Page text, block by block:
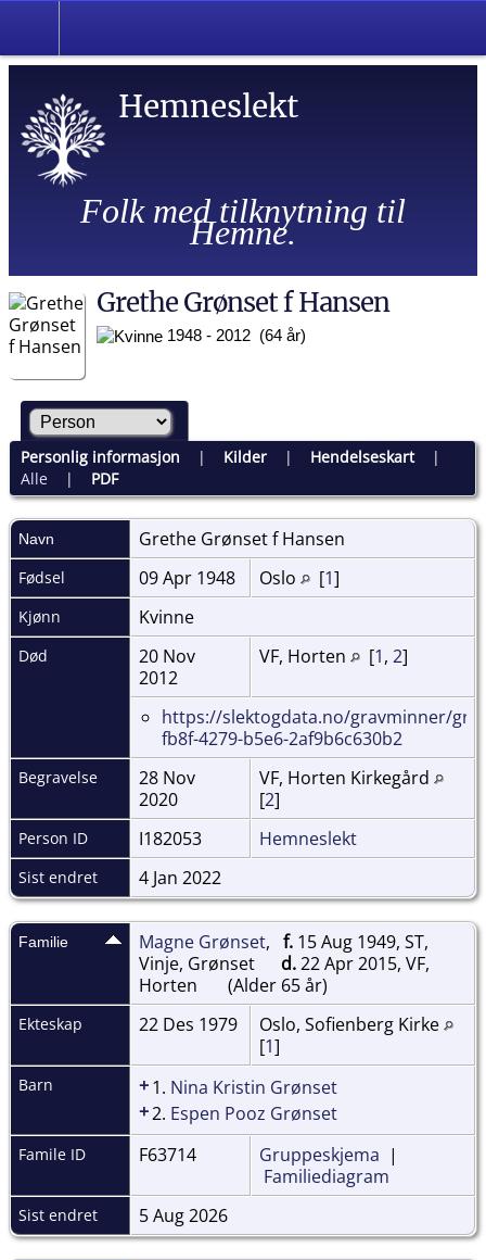
Hemneslekt
Folk med tilknytning til
Hemne.
Grethe Grønset f Hansen
1948 - 2012 (64 år)
Personlig informasjon | Kilder| Hendelseskart|
Alle| PDF
Navn Grethe Grønset f Hansen
Fødsel 09 Apr 1948 Oslo [1]
Kjønn Kvinne
Død
20 Nov
2012
VF, Horten [1, 2]
https://slektogdata.no/gravminner/
fb8f-4279-b5e6-2af9b6c630b2
Begravelse
28 Nov
2020
VF, Horten Kirkegård
[2]
Person ID I182053 Hemneslekt
Sist endret 4 Jan 2022
Familie Magne Grønset, f. 15 Aug 1949, ST,
Vinje, Grønset
d.22 Apr 2015, VF,
Horten
(Alder 65 år)
Ekteskap 22 Des 1979
Oslo, Sofienberg Kirke
[1]
Barn +1. Nina Kristin Grønset
+2. Espen Pooz Grønset
Famile ID F63714 Gruppeskjema |
Familiediagram
Sist endret 5 Aug 2026